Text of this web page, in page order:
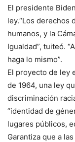
El presidente
ley.“Los derechos
humanos, y la
Igualdad”, tuiteó.
haga lo mismo”.
El proyecto de ley
de 1964, una ley
discriminación
“identidad de
lugares públicos,
Garantiza que a